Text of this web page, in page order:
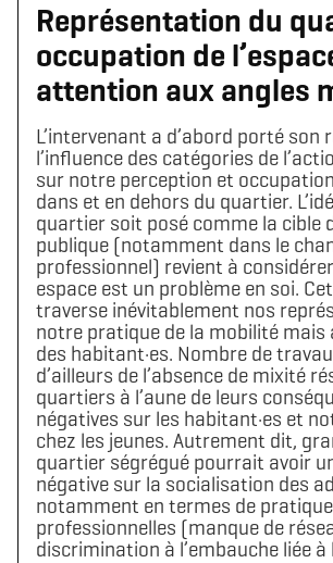
Représentation du
occupation de
attention aux angles
L’intervenant a d’abord porté son
l’influence des catégories de
sur notre perception et occupation
dans et en dehors du quartier.
quartier soit posé comme la cible
publique (notamment dans le
professionnel) revient à
espace est un problème en soi.
traverse inévitablement nos
notre pratique de la mobilité mais
des habitant·es. Nombre de
d’ailleurs de l’absence de mixité
quartiers à l’aune de leurs
négatives sur les habitant·es et
chez les jeunes. Autrement dit,
quartier ségrégué pourrait avoir
négative sur la socialisation des
notamment en termes de
professionnelles (manque de
discrimination à l’embauche liée à